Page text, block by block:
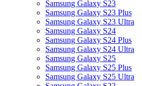
Samsung Galaxy S23
Samsung Galaxy S23 Plus
Samsung Galaxy S23 Ultra
Samsung Galaxy S24
Samsung Galaxy S24 Plus
Samsung Galaxy S24 Ultra
Samsung Galaxy S25
Samsung Galaxy S25 Plus
Samsung Galaxy S25 Ultra